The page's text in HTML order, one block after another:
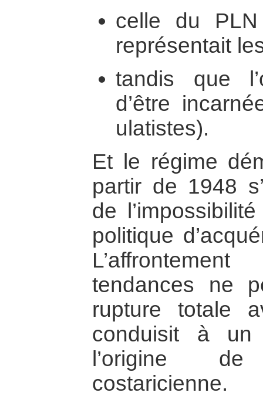
celle du
représentait
tandis que
d’être
ulatistes).
Et le régime
partir de 1948
de
politique
tendances ne
rupture totale
conduisit à un
l’origine
costaricienne.